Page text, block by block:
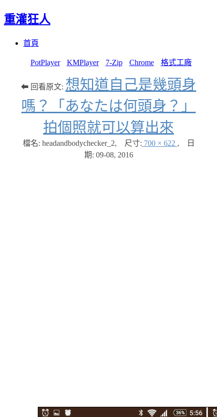
重灌狂人
首頁
PotPlayer KMPlayer 7-Zip Chrome 格式工廠
⬅ 回看原文: 想知道自己是幾頭身
嗎？「あなたは何頭身？」
拍個照就可以算出來
檔名: headandbodychecker_2, 尺寸: 700 × 622 ,
日
期: 09-08, 2016